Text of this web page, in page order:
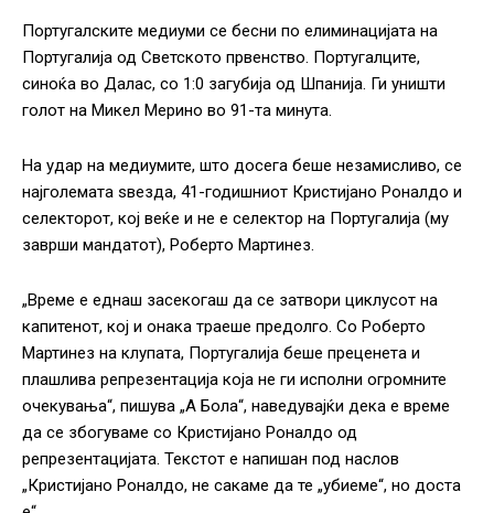
Португалските медиуми се бесни по елиминацијата на
Португалија од Светското првенство. Португалците,
синоќа во Далас, со 1:0 загубија од Шпанија. Ги уништи
голот на Микел Мерино во 91-та минута.
На удар на медиумите, што досега беше незамисливо, се
најголемата ѕвезда, 41-годишниот Кристијано Роналдо и
селекторот, кој веќе и не е селектор на Португалија (му
заврши мандатот), Роберто Мартинез.
„Време е еднаш засекогаш да се затвори циклусот на
капитенот, кој и онака траеше предолго. Со Роберто
Мартинез на клупата, Португалија беше преценета и
плашлива репрезентација која не ги исполни огромните
очекувања“, пишува „А Бола“, наведувајќи дека е време
да се збогуваме со Кристијано Роналдо од
репрезентацијата. Текстот е напишан под наслов
„Кристијано Роналдо, не сакаме да те „убиеме“, но доста